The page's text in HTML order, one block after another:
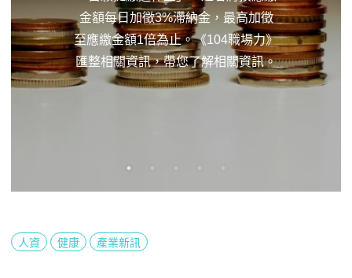
金額每日加徵3%滯納金，最高加徵
至應繳金額1倍為止。《104職場力》
匯整相關資訊，帶您了解相關資訊。
人資 健康 產業新訊